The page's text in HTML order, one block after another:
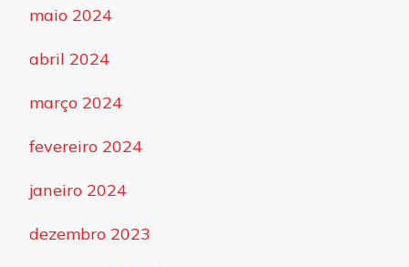
maio 2024
abril 2024
março 2024
fevereiro 2024
janeiro 2024
dezembro 2023